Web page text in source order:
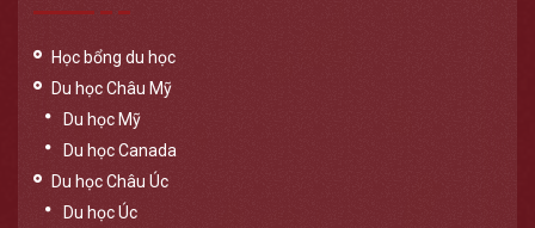
Học bổng du học
Du học Châu Mỹ
Du học Mỹ
Du học Canada
Du học Châu Úc
Du học Úc